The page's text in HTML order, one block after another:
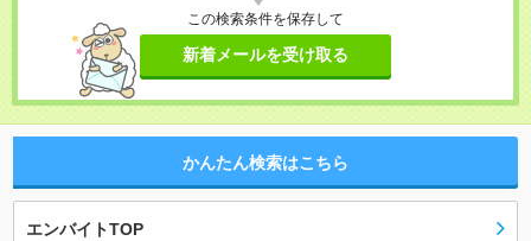
この検索条件を保存して
新着メールを受け取る
かんたん検索はこちら
エンバイトTOP